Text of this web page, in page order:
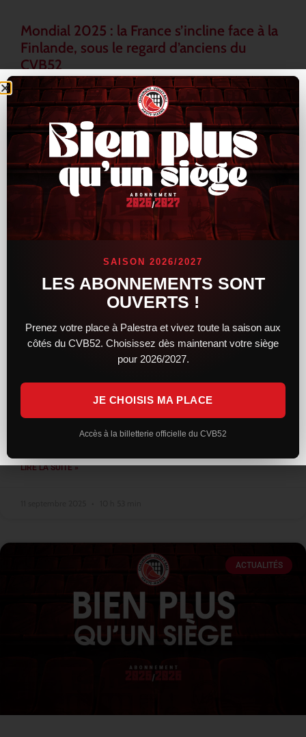
Mondial 2025 : la France s’incline face à la
Finlande, sous le regard d’anciens du
CVB52
L’Équipe de France a connu un revers inattendu lors du
Mondial 2025, en s’inclinant face à la Finlande au terme d’une
rencontre tendue et indécise. Les Bleus, pourtant armés de
LIRE LA SUITE »
16 septembre 2025 15 h 33 min
Les entraînements bientôt ouverts au
Alors que la reprise a lieu mi août pour les premiers arrivants
cette saison, comme à son habitude, le club n’a pas ouvert les
entraînements au public. Seuls quelques privilégiés
LIRE LA SUITE »
ACTUALITÉS
SAISON 2026/2027
LES ABONNEMENTS SONT
OUVERTS !
Prenez votre place à Palestra et vivez toute la saison aux
côtés du CVB52. Choisissez dès maintenant votre siège
pour 2026/2027.
JE CHOISIS MA PLACE
Accès à la billetterie officielle du CVB52